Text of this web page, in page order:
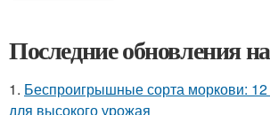
Последние обновления
1. Беспроигрышные сорта моркови:
для высокого урожая